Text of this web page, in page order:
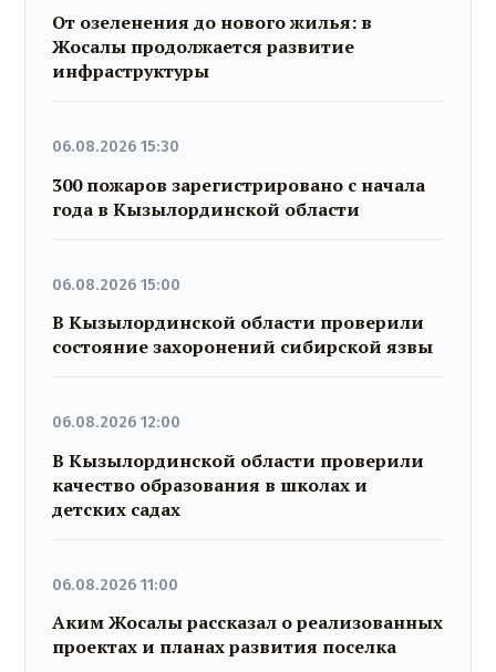
От озеленения до нового жилья: в
Жосалы продолжается развитие
инфраструктуры
06.08.2026 15:30
300 пожаров зарегистрировано с начала
года в Кызылординской области
06.08.2026 15:00
В Кызылординской области проверили
состояние захоронений сибирской язвы
06.08.2026 12:00
В Кызылординской области проверили
качество образования в школах и
детских садах
06.08.2026 11:00
Аким Жосалы рассказал о реализованных
проектах и планах развития поселка